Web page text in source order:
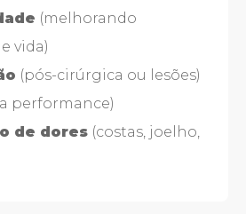
(melhorando
vida)
(pós-cirúrgica ou lesões)
performance)
de dores (costas, joelho,